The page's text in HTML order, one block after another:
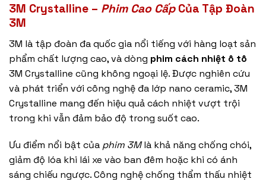
3M Crystalline – Phim Cao CấpCủa Tập Đoàn
3M
3M là tập đoàn đa quốc gia nổi tiếng với hàng loạt sản
phẩm chất lượng cao, và dòng phim cách nhiệt ô tô
3M Crystalline cũng không ngoại lệ. Được nghiên cứu
và phát triển với công nghệ đa lớp nano ceramic, 3M
Crystalline mang đến hiệu quả cách nhiệt vượt trội
trong khi vẫn đảm bảo độ trong suốt cao.
Ưu điểm nổi bật của phim 3Mlà khả năng chống chói,
giảm độ lóa khi lái xe vào ban đêm hoặc khi có ánh
sáng chiếu ngược. Công nghệ chống thẩm thấu nhiệt